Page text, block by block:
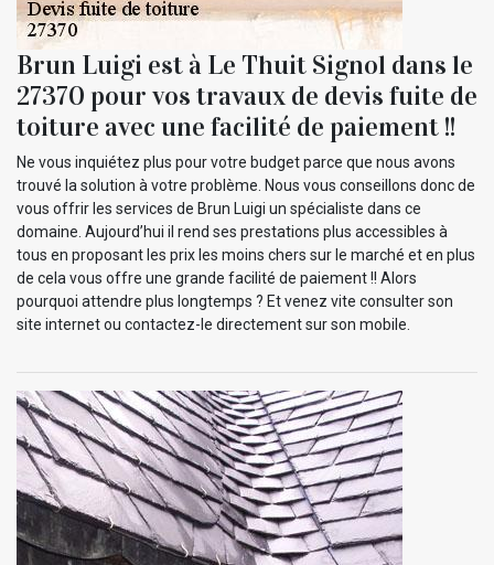
Brun Luigi est à Le Thuit Signol dans le
27370 pour vos travaux de devis fuite de
toiture avec une facilité de paiement !!
Ne vous inquiétez plus pour votre budget parce que nous avons
trouvé la solution à votre problème. Nous vous conseillons donc de
vous offrir les services de Brun Luigi un spécialiste dans ce
domaine. Aujourd’hui il rend ses prestations plus accessibles à
tous en proposant les prix les moins chers sur le marché et en plus
de cela vous offre une grande facilité de paiement !! Alors
pourquoi attendre plus longtemps ? Et venez vite consulter son
site internet ou contactez-le directement sur son mobile.